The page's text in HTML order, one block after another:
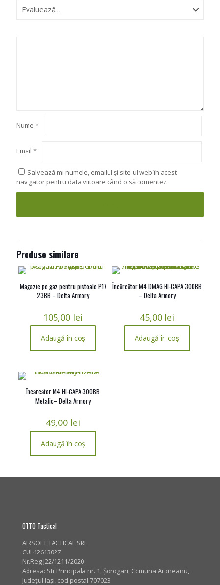
Nume *
Email *
Salvează-mi numele, emailul și site-ul web în acest
navigator pentru data viitoare când o să comentez.
Produse similare
Magazie pe gaz pentru pistoale P17
23BB – Delta Armory
105,00 lei
Adaugă în coș
Încărcător M4 DMAG HI-CAPA 300BB
– Delta Armory
45,00 lei
Adaugă în coș
Încărcător M4 HI-CAPA 300BB
Metalic– Delta Armory
49,00 lei
Adaugă în coș
OTTO Tactical
AIRSOFT TACTICAL SRL
CUI 42613027
Nr.Reg J22/1211/2020
Adresa: Str Principala nr. 1, Șorogari, Comuna Aroneanu,
Județul Iași, cod postal 707023